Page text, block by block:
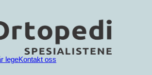
legeKontakt oss